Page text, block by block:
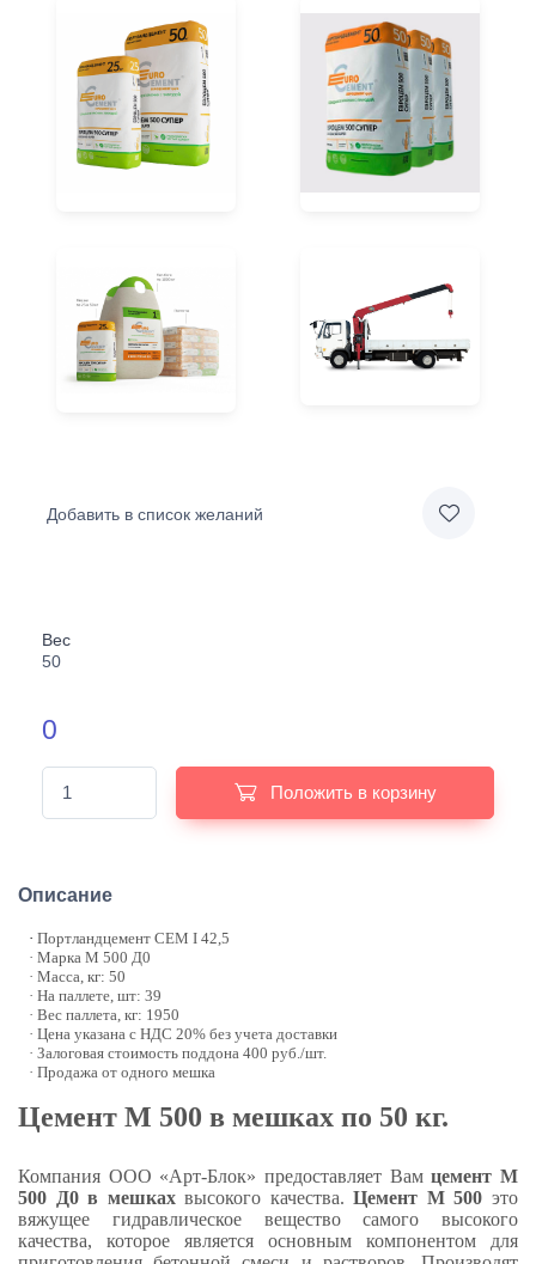
Добавить в список желаний
Вес
50
0
Положить в корзину
Описание
· Портландцемент CEM I 42,5
· Марка М 500 Д0
· Масса, кг: 50
· На паллете, шт: 39
· Вес паллета, кг: 1950
· Цена указана с НДС 20% без учета доставки
· Залоговая стоимость поддона 400 руб./шт.
· Продажа от одного мешка
Цемент М 500 в мешках по 50 кг.
Компания ООО «Арт-Блок» предоставляет Вамцемент М
500 Д0 в мешкахвысокого качества.Цемент М 500 это
вяжущее гидравлическое вещество самого высокого
качества, которое является основным компонентом для